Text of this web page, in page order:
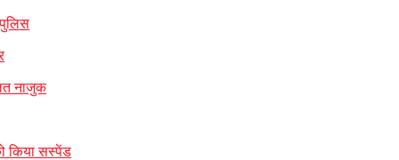
नाजुक
किया सस्पेंड